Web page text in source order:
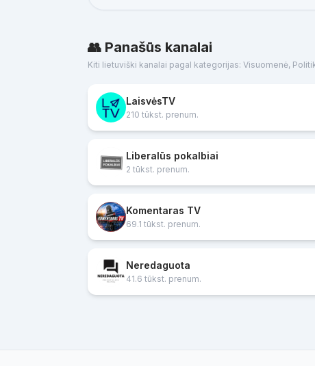
👥 Panašūs kanalai
Kiti lietuviški kanalai pagal kategorijas: Visuomenė,
LaisvėsTV
210 tūkst. prenum.
Liberalūs pokalbiai
2 tūkst. prenum.
Komentaras TV
69.1 tūkst. prenum.
Neredaguota
41.6 tūkst. prenum.